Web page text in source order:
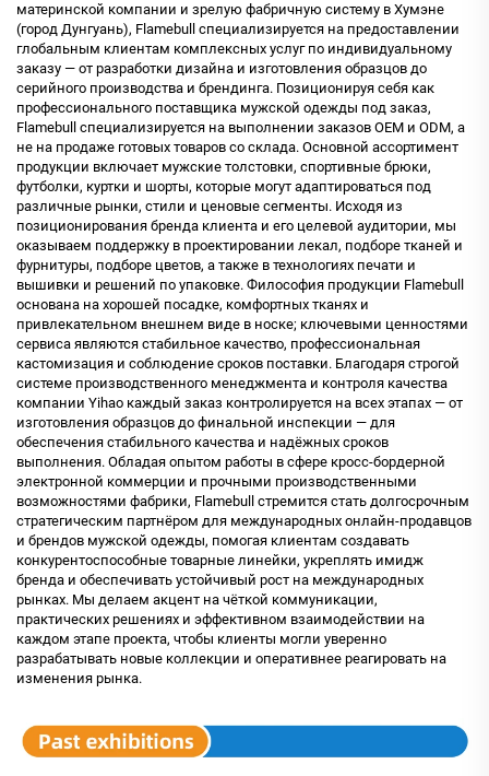
материнской компании и зрелую фабричную систему в Хумэне
(город Дунгуань), Flamebull специализируется на предоставлении
глобальным клиентам комплексных услуг по индивидуальному
заказу — от разработки дизайна и изготовления образцов до
серийного производства и брендинга. Позиционируя себя как
профессионального поставщика мужской одежды под заказ,
Flamebull специализируется на выполнении заказов OEM и ODM, а
не на продаже готовых товаров со склада. Основной ассортимент
продукции включает мужские толстовки, спортивные брюки,
футболки, куртки и шорты, которые могут адаптироваться под
различные рынки, стили и ценовые сегменты. Исходя из
позиционирования бренда клиента и его целевой аудитории, мы
оказываем поддержку в проектировании лекал, подборе тканей и
фурнитуры, подборе цветов, а также в технологиях печати и
вышивки и решений по упаковке. Философия продукции Flamebull
основана на хорошей посадке, комфортных тканях и
привлекательном внешнем виде в носке; ключевыми ценностями
сервиса являются стабильное качество, профессиональная
кастомизация и соблюдение сроков поставки. Благодаря строгой
системе производственного менеджмента и контроля качества
компании Yihao каждый заказ контролируется на всех этапах — от
изготовления образцов до финальной инспекции — для
обеспечения стабильного качества и надёжных сроков
выполнения. Обладая опытом работы в сфере кросс-бордерной
электронной коммерции и прочными производственными
возможностями фабрики, Flamebull стремится стать долгосрочным
стратегическим партнёром для международных онлайн-продавцов
и брендов мужской одежды, помогая клиентам создавать
конкурентоспособные товарные линейки, укреплять имидж
бренда и обеспечивать устойчивый рост на международных
рынках. Мы делаем акцент на чёткой коммуникации,
практических решениях и эффективном взаимодействии на
каждом этапе проекта, чтобы клиенты могли уверенно
разрабатывать новые коллекции и оперативнее реагировать на
изменения рынка.